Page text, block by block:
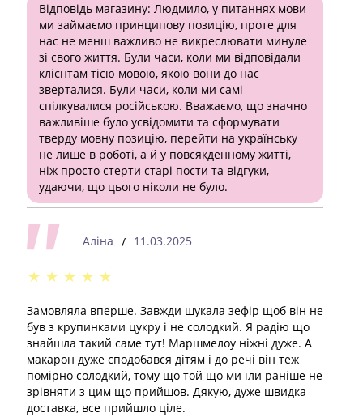
Відповідь магазину: Людмило, у питаннях мови
ми займаємо принципову позицію, проте для
нас не менш важливо не викреслювати минуле
зі свого життя. Були часи, коли ми відповідали
клієнтам тією мовою, якою вони до нас
зверталися. Були часи, коли ми самі
спілкувалися російською. Вважаємо, що значно
важливіше було усвідомити та сформувати
тверду мовну позицію, перейти на українську
не лише в роботі, а й у повсякденному житті,
ніж просто стерти старі пости та відгуки,
удаючи, що цього ніколи не було.
Аліна / 11.03.2025
★ ★ ★ ★ ★
Замовляла вперше. Завжди шукала зефір щоб він не
був з крупинками цукру і не солодкий. Я радію що
знайшла такий саме тут! Маршмелоу ніжні дуже. А
макарон дуже сподобався дітям і до речі він теж
помірно солодкий, тому що той що ми їли раніше не
зрівняти з цим що прийшов. Дякую, дуже швидка
доставка, все прийшло ціле.